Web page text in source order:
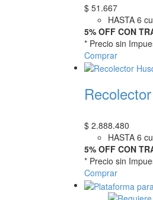
$ 51.667
HASTA 6
5% OFF CON
* Precio sin
Comprar
$ 2.888.480
HASTA 6
5% OFF CON
* Precio sin
Comprar